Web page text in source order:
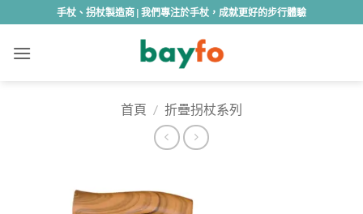
to
content
手杖、拐杖製造商 | 我們專注於手杖，成就更好的步行體驗
首頁 / 折疊拐杖系列